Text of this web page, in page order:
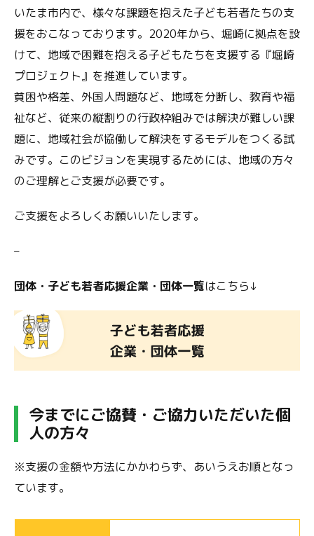
いたま市内で、様々な課題を抱えた子ども若者たちの支
援をおこなっております。2020年から、堀崎に拠点を設
けて、地域で困難を抱える子どもたちを支援する『堀崎
プロジェクト』を推進しています。
貧困や格差、外国人問題など、地域を分断し、教育や福
祉など、従来の縦割りの行政枠組みでは解決が難しい課
題に、地域社会が協働して解決をするモデルをつくる試
みです。このビジョンを実現するためには、地域の方々
のご理解とご支援が必要です。
ご支援をよろしくお願いいたします。
–
団体・子ども若者応援企業・団体一覧はこちら↓
今までにご協賛・ご協力いただいた個
人の方々
※支援の金額や方法にかかわらず、あいうえお順となっ
ています。